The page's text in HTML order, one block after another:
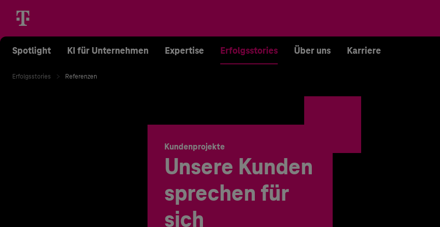
Spotlight KI für Unternehmen Expertise Erfolgsstories Über uns Karriere
Erfolgsstories Referenzen
Kundenprojekte
Unsere Kunden
sprechen für
sich